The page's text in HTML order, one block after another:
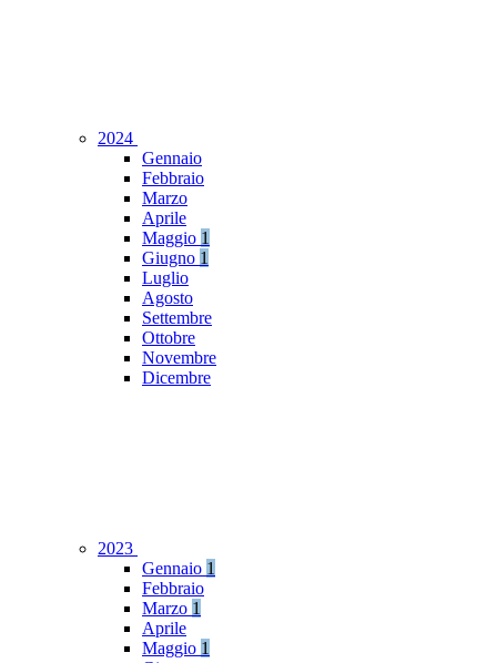
2024
Gennaio
Febbraio
Marzo
Aprile
Maggio 1
Giugno 1
Luglio
Agosto
Settembre
Ottobre
Novembre
Dicembre
2023
Gennaio 1
Febbraio
Marzo 1
Aprile
Maggio 1